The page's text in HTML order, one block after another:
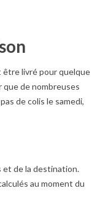
être livré pour quelque
que de nombreuses
de colis le samedi,
et de la destination.
au moment du